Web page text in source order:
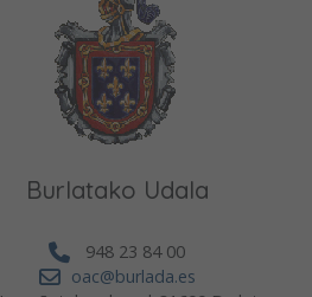
Burlatako Udala
948 23 84 00
oac@burlada.es